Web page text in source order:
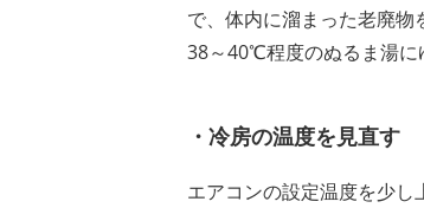
で、体内に溜まった老廃物
38～40℃程度のぬるま湯に
・冷房の温度を見直す
エアコンの設定温度を少